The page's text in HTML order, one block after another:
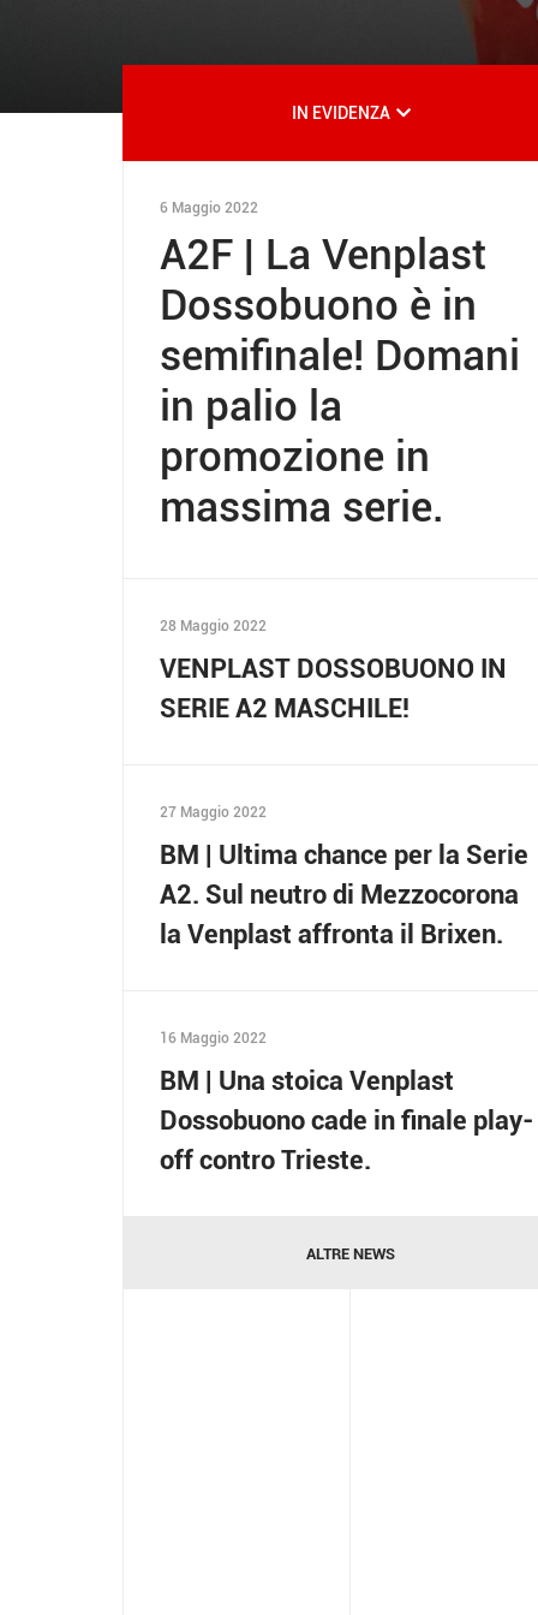
IN EVIDENZA
6 Maggio 2022
A2F | La Venplast
Dossobuono è in
semifinale! Domani
in palio la
promozione in
massima serie.
28 Maggio 2022
VENPLAST DOSSOBUONO IN
SERIE A2 MASCHILE!
27 Maggio 2022
BM | Ultima chance per la Serie
A2. Sul neutro di Mezzocorona
la Venplast affronta il Brixen.
16 Maggio 2022
BM | Una stoica Venplast
Dossobuono cade in finale play-
off contro Trieste.
ALTRE NEWS